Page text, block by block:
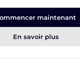
maintenant
En savoir plus